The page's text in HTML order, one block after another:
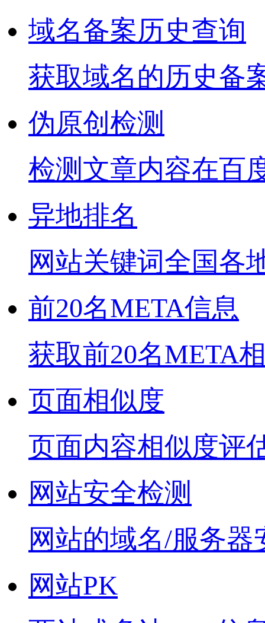
域名备案历史查询
获取域名的历史备
伪原创检测
检测文章内容在百
异地排名
网站关键词全国各
前20名META信息
获取前20名META
页面相似度
页面内容相似度评
网站安全检测
网站的域名/服务器
网站PK